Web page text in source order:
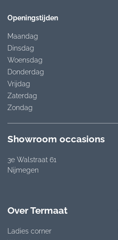
Openingstijden
Maandag
Dinsdag
Woensdag
Donderdag
Vrijdag
Zaterdag
Zondag
Showroom occasions
3e Walstraat 61
Nijmegen
Over Termaat
Ladies corner